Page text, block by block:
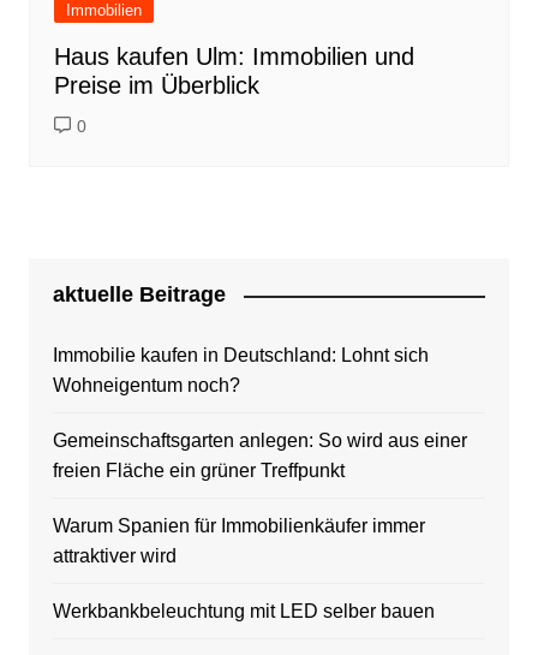
Immobilien
Haus kaufen Ulm: Immobilien und
Preise im Überblick
0
aktuelle Beitrage
Immobilie kaufen in Deutschland: Lohnt sich
Wohneigentum noch?
Gemeinschaftsgarten anlegen: So wird aus einer
freien Fläche ein grüner Treffpunkt
Warum Spanien für Immobilienkäufer immer
attraktiver wird
Werkbankbeleuchtung mit LED selber bauen